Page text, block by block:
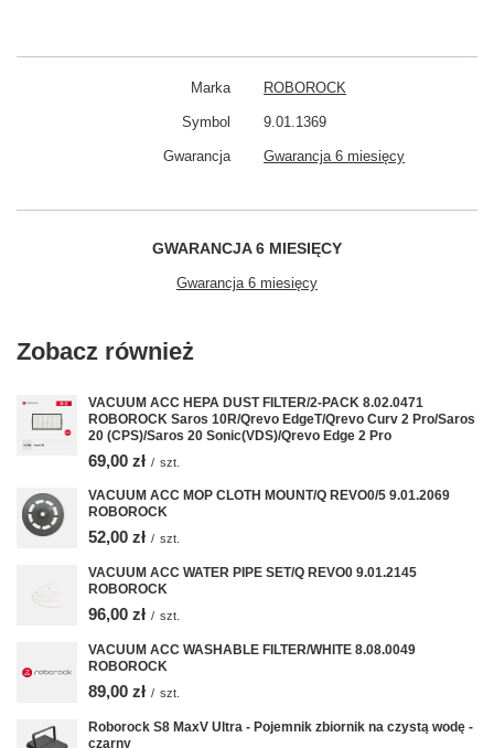
Marka ROBOROCK
Symbol 9.01.1369
Gwarancja Gwarancja 6 miesięcy
GWARANCJA 6 MIESIĘCY
Gwarancja 6 miesięcy
Zobacz również
VACUUM ACC HEPA DUST FILTER/2-PACK 8.02.0471
ROBOROCK Saros 10R/Qrevo EdgeT/Qrevo Curv 2 Pro/Saros
20 (CPS)/Saros 20 Sonic(VDS)/Qrevo Edge 2 Pro
69,00 zł / szt.
VACUUM ACC MOP CLOTH MOUNT/Q REVO0/5 9.01.2069
ROBOROCK
52,00 zł / szt.
VACUUM ACC WATER PIPE SET/Q REVO0 9.01.2145
ROBOROCK
96,00 zł / szt.
VACUUM ACC WASHABLE FILTER/WHITE 8.08.0049
ROBOROCK
89,00 zł / szt.
Roborock S8 MaxV Ultra - Pojemnik zbiornik na czystą wodę -
czarny